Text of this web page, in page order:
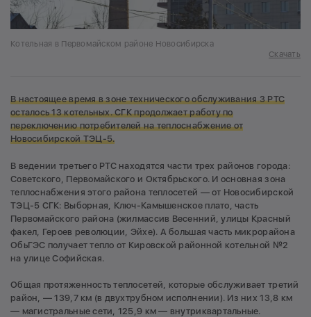
Котельная в Первомайском районе Новосибирска
Скачать
В настоящее время в зоне технического обслуживания 3 РТС
осталось 13 котельных. СГК продолжает работу по
переключению потребителей на теплоснабжение от
Новосибирской ТЭЦ-5.
В ведении третьего РТС находятся части трех районов города:
Советского, Первомайского и Октябрьского. И основная зона
теплоснабжения этого района теплосетей — от Новосибирской
ТЭЦ-5 СГК: Выборная, Ключ-Камышенское плато, часть
Первомайского района (жилмассив Весенний, улицы Красный
факел, Героев революции, Эйхе). А большая часть микрорайона
ОбьГЭС получает тепло от Кировской районной котельной №2
на улице Софийская.
Общая протяженность теплосетей, которые обслуживает третий
район, — 139,7 км (в двухтрубном исполнении). Из них 13,8 км
— магистральные сети, 125,9 км — внутриквартальные.